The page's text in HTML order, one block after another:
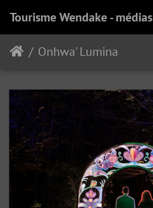
Tourisme Wendake - médias
Onhwa' Lumina